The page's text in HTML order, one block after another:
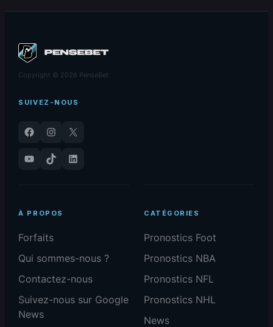
Copyright © 2026 PenseBet
SUIVEZ-NOUS
Facebook Instagram
X
YouTube
TikTok LinkedIn
À PROPOS
Forfaits
Qui sommes-nous ?
Contactez-nous
Suivez-nous sur Google
News
CATÉGORIES
Pronostics Foot
Pronostics NBA
Pronostics NFL
Pronostics NHL
News